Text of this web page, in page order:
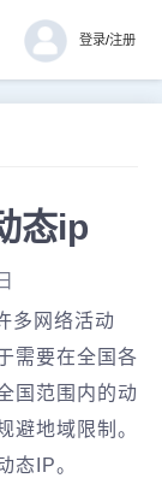
登录/注册
态ip
多网络活动
需要在全国各
国范围内的动
避地域限制。
态IP。